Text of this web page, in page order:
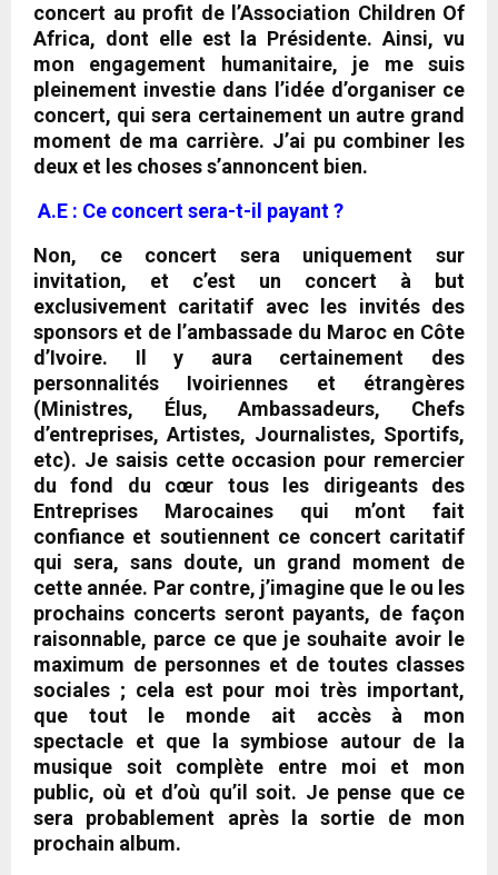
concert au profit de l’Association Children Of
Africa, dont elle est la Présidente. Ainsi, vu
mon engagement humanitaire, je me suis
pleinement investie dans l’idée d’organiser ce
concert, qui sera certainement un autre grand
moment de ma carrière. J’ai pu combiner les
deux et les choses s’annoncent bien.
A.E : Ce concert sera-t-il payant ?
Non, ce concert sera uniquement sur
invitation, et c’est un concert à but
exclusivement caritatif avec les invités des
sponsors et de l’ambassade du Maroc en Côte
d’Ivoire. Il y aura certainement des
personnalités Ivoiriennes et étrangères
(Ministres, Élus, Ambassadeurs, Chefs
d’entreprises, Artistes, Journalistes, Sportifs,
etc). Je saisis cette occasion pour remercier
du fond du cœur tous les dirigeants des
Entreprises Marocaines qui m’ont fait
confiance et soutiennent ce concert caritatif
qui sera, sans doute, un grand moment de
cette année. Par contre, j’imagine que le ou les
prochains concerts seront payants, de façon
raisonnable, parce ce que je souhaite avoir le
maximum de personnes et de toutes classes
sociales ; cela est pour moi très important,
que tout le monde ait accès à mon
spectacle et que la symbiose autour de la
musique soit complète entre moi et mon
public, où et d’où qu’il soit. Je pense que ce
sera probablement après la sortie de mon
prochain album.